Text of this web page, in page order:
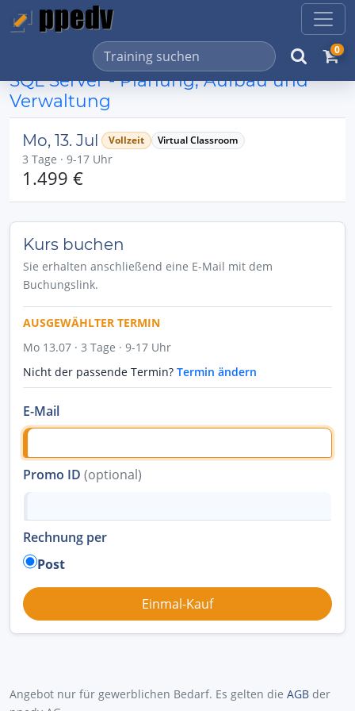
0
SQL Server - Planung, Aufbau und
Verwaltung
Mo, 13. Jul Vollzeit Virtual Classroom
3 Tage · 9-17 Uhr
1.499 €
Kurs buchen
Sie erhalten anschließend eine E-Mail mit dem
Buchungslink.
AUSGEWÄHLTER TERMIN
Mo 13.07 · 3 Tage · 9-17 Uhr
Nicht der passende Termin? Termin ändern
E-Mail
Promo ID (optional)
Rechnung per
Post
Angebot nur für gewerblichen Bedarf. Es gelten die AGB der